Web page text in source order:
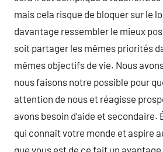
mais cela risque de bloquer sur le
davantage ressembler le mieux
soit partager les mêmes priorités
mêmes objectifs de vie. Nous
nous faisons notre possible pour
attention de nous et réagisse
avons besoin d’aide et secondaire.
qui connaît votre monde et aspire
que vous est de ce fait un